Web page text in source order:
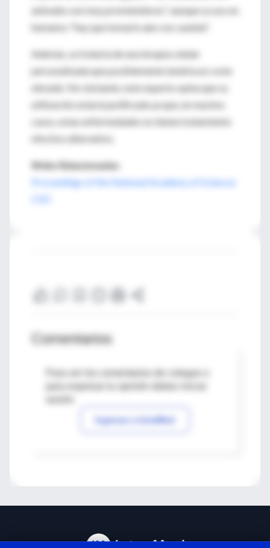
animales son muy prometedores", aunque su uso en
humanos "hay que tomarlo aún con cautela".
Además, se trataría de una terapia celular
personalizada que posiblemente tendría un coste
elevado. No obstante, este experto opina que su
utilización estaría justificada ya que, en muchos
casos, estas enfermedades no tienen tratamiento
efectivo alternativo.
Webs Relacionadas
Proceedings of the National Academy of Sciences
Comentarios
Para ver los comentarios de colegas o
Ingresar a IntraMed